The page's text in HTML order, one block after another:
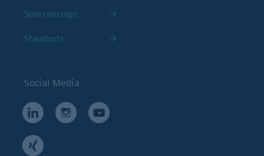
Sperranzeige
Standorte
Social Media